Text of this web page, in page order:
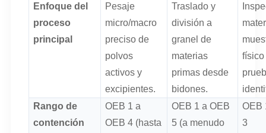
Enfoque del
proceso
principal
Pesaje
micro/macro
preciso de
polvos
activos y
excipientes.
Traslado y
división a
granel de
materias
primas desde
bidones.
físico
Rango de
contención
OEB 1 a
OEB 4 (hasta
OEB 1 a OEB
5 (a menudo
OEB
3